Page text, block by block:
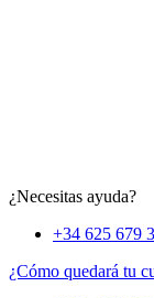
¿Necesitas ayuda?
+34 625 679
¿Cómo quedará tu